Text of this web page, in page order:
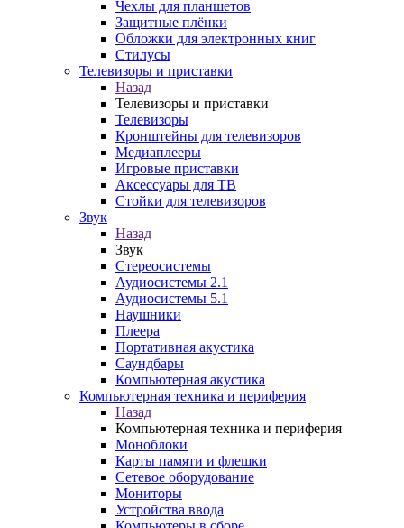
Чехлы для планшетов
Защитные плёнки
Обложки для электронных книг
Стилусы
Телевизоры и приставки
Назад
Телевизоры и приставки
Телевизоры
Кронштейны для телевизоров
Медиаплееры
Игровые приставки
Аксессуары для ТВ
Стойки для телевизоров
Звук
Назад
Звук
Стереосистемы
Аудиосистемы 2.1
Аудиосистемы 5.1
Наушники
Плеера
Портативная акустика
Саундбары
Компьютерная акустика
Компьютерная техника и периферия
Назад
Компьютерная техника и периферия
Моноблоки
Карты памяти и флешки
Сетевое оборудование
Мониторы
Устройства ввода